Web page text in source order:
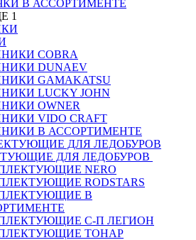
В АССОРТИМЕНТЕ
1
COBRA
DUNAEV
GAMAKATSU
LUCKY JOHN
OWNER
VIDO CRAFT
В АССОРТИМЕНТЕ
ДЛЯ ЛЕДОБУРОВ
NERO
RODSTARS
В
С-П ЛЕГИОН
ТОНАР